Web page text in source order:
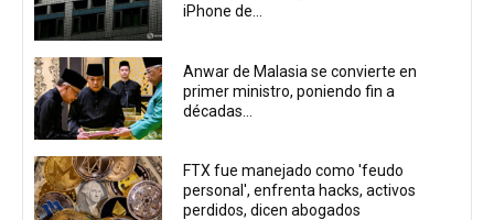
iPhone de...
Anwar de Malasia se convierte en
primer ministro, poniendo fin a
décadas...
FTX fue manejado como 'feudo
personal', enfrenta hacks, activos
perdidos, dicen abogados